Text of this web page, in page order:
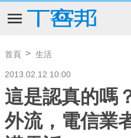
首頁 生活
2013.02.12 10:00
這是認真的嗎
外流，電信業